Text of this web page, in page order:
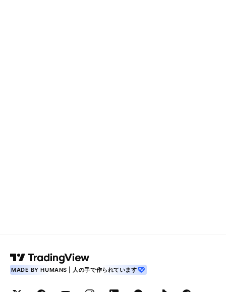
MADE BY HUMANS | 人の手で作られています